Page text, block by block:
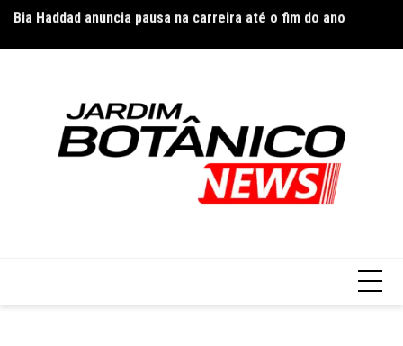
para
o
Bia Haddad anuncia pausa na carreira até o fim do ano